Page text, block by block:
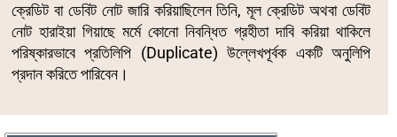
ক্রেডিট বা ডেবিট নোট জারি করিয়াছিলেন তিনি, মূল ক্রেডিট অথবা ডেবিট
নোট হারাইয়া গিয়াছে মর্মে কোনো নিবন্ধিত গ্রহীতা দাবি করিয়া থাকিলে
পরিষ্কারভাবে প্রতিলিপি (Duplicate) উল্লেখপূর্বক একটি অনুলিপি
প্রদান করিতে পারিবেন।